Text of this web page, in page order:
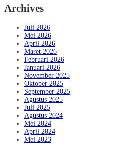
Archives
Juli 2026
Mei 2026
April 2026
Maret 2026
Februari 2026
Januari 2026
November 2025
Oktober 2025
September 2025
Agustus 2025
Juli 2025
Agustus 2024
Mei 2024
April 2024
Mei 2023